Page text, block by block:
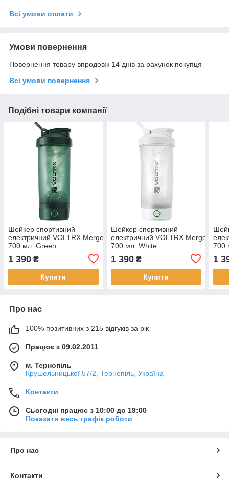
Всі умови оплати
Умови повернення
Повернення товару впродовж 14 днів за рахунок покупця
Всі умови повернення
Подібні товари компанії
Шейкер спортивний
електричний VOLTRX Merger
700 мл. Green
1 390 ₴
Купити
Шейкер спортивний
електричний VOLTRX Merger
700 мл. White
1 390₴
Купити
700
1
Про нас
100% позитивних з 215 відгуків за рік
Працює з 09.02.2011
м. Тернопіль
Крушельницької 57/2, Тернопіль, Україна
Контакти
Сьогодні працює з 10:00 до 19:00
Показати весь графік роботи
Про нас
Контакти